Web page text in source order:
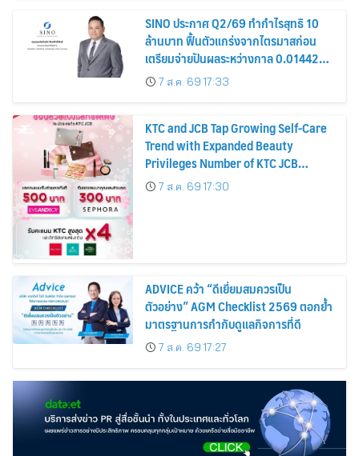
SINO ประกาศ Q2/69 ทำกำไรสุทธิ 10
ล้านบาท ฟื้นตัวแกร่งจากไตรมาสก่อน
เตรียมจ่ายปันผลระหว่างกาล 0.014423
บาทต่อหุ้น ครึ่งปีหลังมุ่งเติบโตต่อเนื่อง
7 ส.ค. 69 17:33
KTC and JCB Tap Growing Self-Care
Trend with Expanded Beauty
Privileges Number of KTC JCB
Cardmembers Spending on
Cosmetics Rises 26%
7 ส.ค. 69 17:30
ADVICE คว้า “ดีเยี่ยมสมควรเป็น
ตัวอย่าง” AGM Checklist 2569 ตอกย้ำ
มาตรฐานการกำกับดูแลกิจการที่ดี
7 ส.ค. 69 17:27